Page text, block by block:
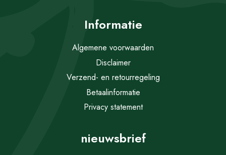
Informatie
Algemene voorwaarden
Disclaimer
Verzend- en retourregeling
Betaalinformatie
Privacy statement
nieuwsbrief